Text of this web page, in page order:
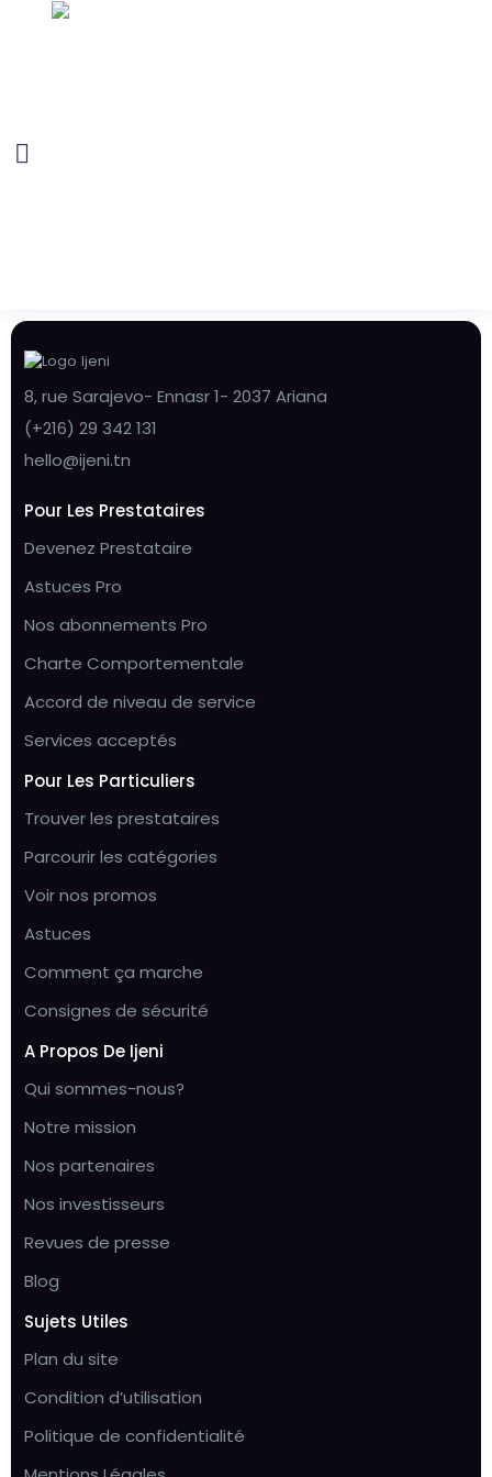
8, rue Sarajevo- Ennasr 1- 2037 Ariana
(+216) 29 342 131
hello@ijeni.tn
Pour Les Prestataires
Devenez Prestataire
Astuces Pro
Nos abonnements Pro
Charte Comportementale
Accord de niveau de service
Services acceptés
Pour Les Particuliers
Trouver les prestataires
Parcourir les catégories
Voir nos promos
Astuces
Comment ça marche
Consignes de sécurité
A Propos De Ijeni
Qui sommes-nous?
Notre mission
Nos partenaires
Nos investisseurs
Revues de presse
Blog
Sujets Utiles
Plan du site
Condition d’utilisation
Politique de confidentialité